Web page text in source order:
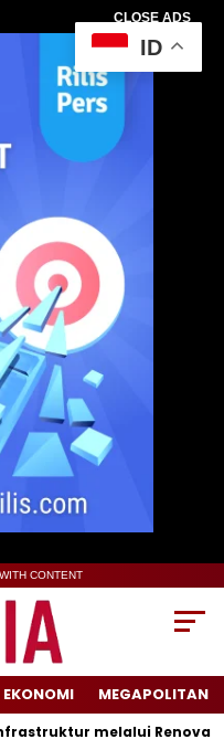
CLOSE ADS
CONTENT
EKONOMI MEGAPOLITAN
melalui Renovasi
ID